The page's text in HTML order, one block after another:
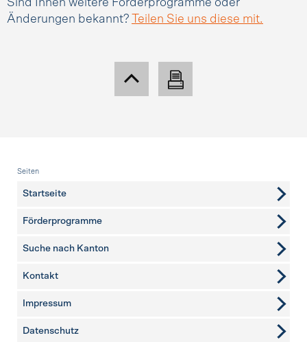
Sind Ihnen weitere Förderprogramme oder
Änderungen bekannt?
Teilen Sie uns diese mit.
Fusszeile
Seiten
Startseite
Förderprogramme
Suche nach Kanton
weitere Seiten
Kontakt
Impressum
Datenschutz